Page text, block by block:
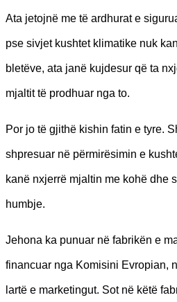
Ata jetojnë me të ardhurat e
pse sivjet kushtet klimatike nuk
bletëve, ata janë kujdesur që ta
mjaltit të prodhuar nga to.
Por jo të gjithë kishin fatin e tyre.
shpresuar në përmirësimin e
kanë nxjerrë mjaltin me kohë dhe
humbje.
Jehona ka punuar në fabrikën e
financuar nga Komisini Evropian,
lartë e marketingut. Sot në këtë